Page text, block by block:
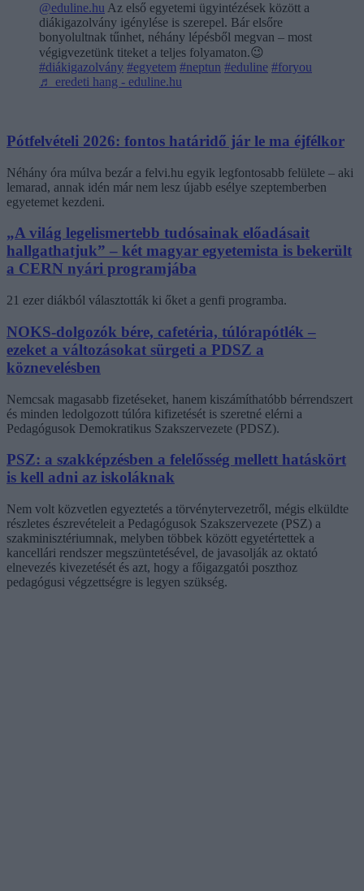
@eduline.hu Az első egyetemi ügyintézések között a
diákigazolvány igénylése is szerepel. Bár elsőre
bonyolultnak tűnhet, néhány lépésből megvan – most
végigvezetünk titeket a teljes folyamaton.😉
#diákigazolvány #egyetem #neptun #eduline #foryou
♬ eredeti hang - eduline.hu
Pótfelvételi 2026: fontos határidő jár le ma éjfélkor
Néhány óra múlva bezár a felvi.hu egyik legfontosabb felülete – aki
lemarad, annak idén már nem lesz újabb esélye szeptemberben
egyetemet kezdeni.
„A világ legelismertebb tudósainak előadásait
hallgathatjuk” – két magyar egyetemista is bekerült
a CERN nyári programjába
21 ezer diákból választották ki őket a genfi programba.
NOKS-dolgozók bére, cafetéria, túlórapótlék –
ezeket a változásokat sürgeti a PDSZ a
köznevelésben
Nemcsak magasabb fizetéseket, hanem kiszámíthatóbb bérrendszert
és minden ledolgozott túlóra kifizetését is szeretné elérni a
Pedagógusok Demokratikus Szakszervezete (PDSZ).
PSZ: a szakképzésben a felelősség mellett hatáskört
is kell adni az iskoláknak
Nem volt közvetlen egyeztetés a törvénytervezetről, mégis elküldte
részletes észrevételeit a Pedagógusok Szakszervezete (PSZ) a
szakminisztériumnak, melyben többek között egyetértettek a
kancellári rendszer megszüntetésével, de javasolják az oktató
elnevezés kivezetését és azt, hogy a főigazgatói poszthoz
pedagógusi végzettségre is legyen szükség.